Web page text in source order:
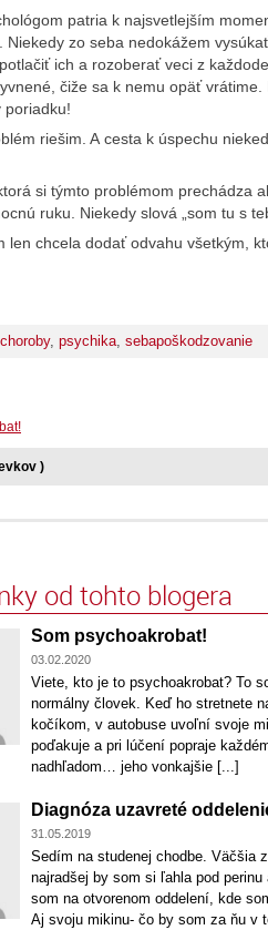
patria k najsvetlejším
Niekedy zo seba nedokážem
ich a rozoberať veci z
čiže sa k nemu opäť
poriadku!
riešim. A cesta k úspechu
si týmto problémom prechádza
ruku. Niekedy slová „som tu s
len chcela dodať odvahu všetkým,
, psychika, sebapoškodzovanie
)
od tohto blogera
Som psychoakrobat!
03.02.2020
Viete, kto je to psychoakrobat? To
normálny človek. Keď ho stretnete
kočíkom, v autobuse uvoľní svoje
poďakuje a pri lúčení popraje
nadhľadom… jeho vonkajšie [...]
Diagnóza uzavreté
31.05.2019
Sedím na studenej chodbe. Väčšia
najradšej by som si ľahla pod
som na otvorenom oddelení, kde
Aj svoju mikinu- čo by som za ňu v